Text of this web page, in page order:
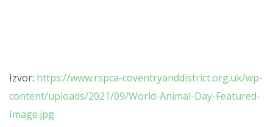
Izvor: https://www.rspca-coventryanddistrict.org.uk/wp-
content/uploads/2021/09/World-Animal-Day-Featured-
Image.jpg